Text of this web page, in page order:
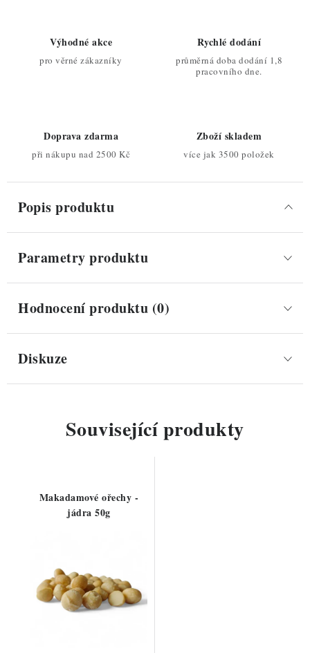
Výhodné akce
pro věrné zákazníky
Rychlé dodání
průměrná doba dodání 1,8
pracovního dne.
Doprava zdarma
při nákupu nad 2500 Kč
Zboží skladem
více jak 3500 položek
Popis produktu
Parametry produktu
Hodnocení produktu (0)
Diskuze
Související produkty
Makadamové ořechy -
jádra 50g